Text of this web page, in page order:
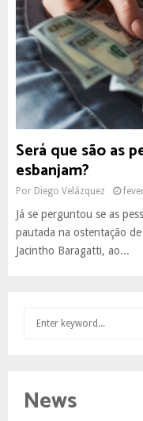
Será que são as
esbanjam?
Por Diego Velázquez
Já se perguntou se as
pautada na ostentação
Jacintho Baragatti, ao...
h
News